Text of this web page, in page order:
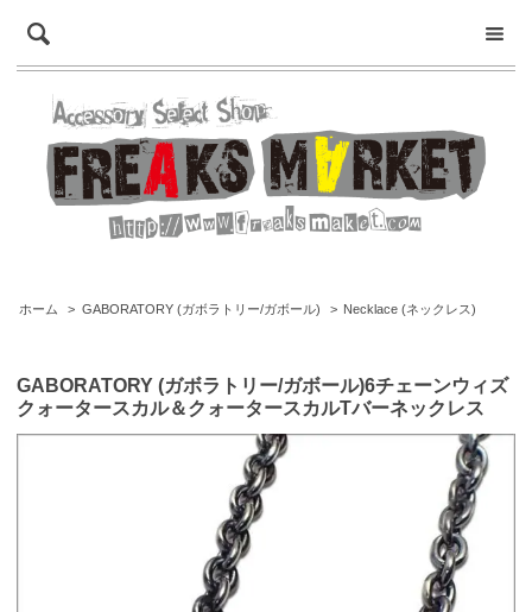
ホーム > GABORATORY (ガボラトリー/ガボール) > Necklace (ネックレス)
GABORATORY (ガボラトリー/ガボール)6チェーンウィズ
クォータースカル＆クォータースカルTバーネックレス